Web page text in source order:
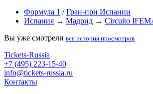
Формула 1 /Гран-при Испании
Испания → Мадрид → Circuito
Вы уже смотрели вся история просмотров
Tickets-Russia
+7 (495) 223-15-40
info@tickets-russia.ru
Контакты